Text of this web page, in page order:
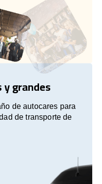
grandes
de autocares para
de transporte de